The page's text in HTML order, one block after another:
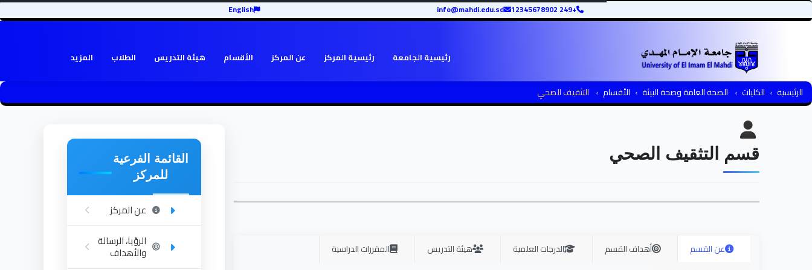
+249 12345678902
info@mahdi.edu.sd
English
رئيسية الجامعة رئيسية المركز عن المركز الأقسام هيئة التدريس الطلاب المزيد
الرئيسية الكليات الصحة العامة وصحة البيئة الأقسام التثقيف الصحي
قسم التثقيف الصحي
عن القسم أهداف القسم الدرجات العلمية هيئة التدريس
المقررات الدراسية
القائمة الفرعية
للمركز
عن المركز
الرؤيا، الرسالة
والأهداف